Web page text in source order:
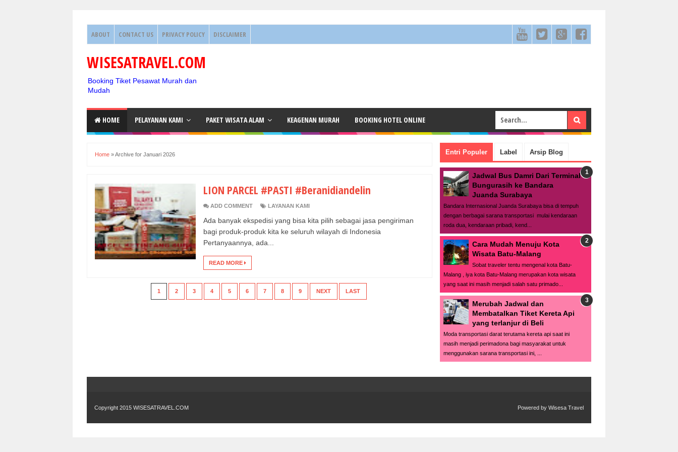
ABOUT CONTACT US PRIVACY POLICY DISCLAIMER
WISESATRAVEL.COM
Booking Tiket Pesawat Murah dan
Mudah
HOME PELAYANAN KAMI PAKET WISATA ALAM KEAGENAN MURAH BOOKING HOTEL ONLINE
Home »Archive for Januari 2026
LION PARCEL #PASTI #Beranidiandelin
ADD COMMENT LAYANAN KAMI
Ada banyak ekspedisi yang bisa kita pilih sebagai jasa pengiriman
bagi produk-produk kita ke seluruh wilayah di Indonesia
Pertanyaannya, ada...
READ MORE
1 2 3 4 5 6 7 8 9 NEXT LAST
Entri Populer Label Arsip Blog
Jadwal Bus Damri Dari Terminal
Bungurasih ke Bandara
Juanda Surabaya
Bandara Internasional Juanda Surabaya bisa di tempuh
dengan berbagai sarana transportasi mulai kendaraan
roda dua, kendaraan pribadi, kend...
Cara Mudah Menuju Kota
Wisata Batu-Malang
Sobat traveler tentu mengenal kota Batu-
Malang , iya kota Batu-Malang merupakan kota wisata
yang saat ini masih menjadi salah satu primado...
Merubah Jadwal dan
Membatalkan Tiket Kereta Api
yang terlanjur di Beli
Moda transportasi darat terutama kereta api saat ini
masih menjadi perimadona bagi masyarakat untuk
menggunakan sarana transportasi ini, ...
Copyright 2015 WISESATRAVEL.COM Powered by Wisesa Travel